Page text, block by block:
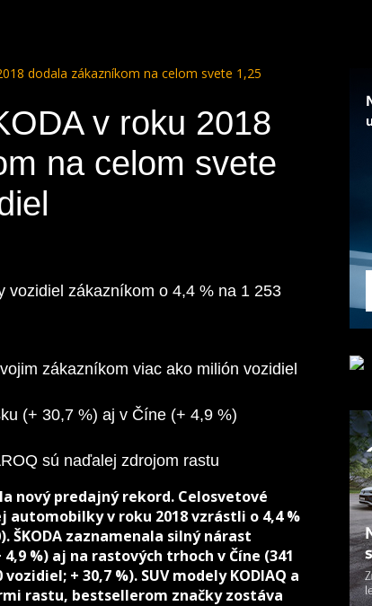
dodala zákazníkom na celom svete 1,25
v roku 2018
na celom svete
vozidiel zákazníkom o 4,4 % na 1 253
zákazníkom viac ako milión vozidiel
(+ 30,7 %) aj v Číne (+ 4,9 %)
sú naďalej zdrojom rastu
nový predajný rekord. Celosvetové
v roku 2018 vzrástli o 4,4 %
ŠKODA zaznamenala silný nárast
%) aj na rastových trhoch v Číne (341
+ 30,7 %). SUV modely KODIAQ a
rastu, bestsellerom značky zostáva